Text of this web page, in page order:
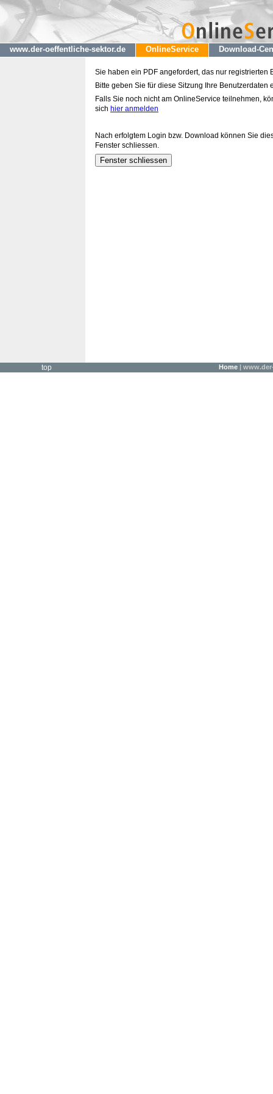
www.der-oeffentliche-sektor.de OnlineService Download-
Sie haben ein PDF angefordert, das nur registrierten
Bitte geben Sie für diese Sitzung Ihre Benutzerdaten
Falls Sie noch nicht am OnlineService teilnehmen,
sich hier anmelden
Nach erfolgtem Login bzw. Download können Sie
Fenster schliessen.
top Home|